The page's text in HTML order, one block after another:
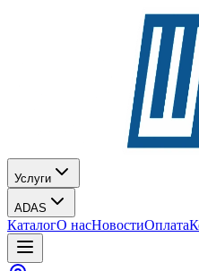
Услуги
ADAS
КаталогО насНовостиОплата